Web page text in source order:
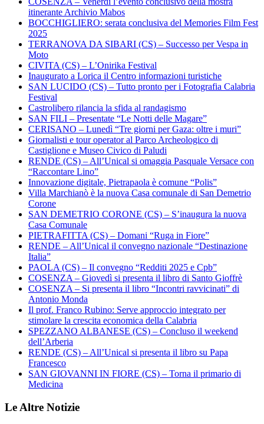
itinerante Archivio Mabos
BOCCHIGLIERO: serata conclusiva del Memories Film Fest
2025
TERRANOVA DA SIBARI (CS) – Successo per Vespa in
Moto
CIVITA (CS) – L’Onirika Festival
Inaugurato a Lorica il Centro informazioni turistiche
SAN LUCIDO (CS) – Tutto pronto per i Fotografia Calabria
Festival
Castrolibero rilancia la sfida al randagismo
SAN FILI – Presentate “Le Notti delle Magare”
CERISANO – Lunedì “Tre giorni per Gaza: oltre i muri”
Giornalisti e tour operator al Parco Archeologico di
Castiglione e Museo Civico di Paludi
RENDE (CS) – All’Unical si omaggia Pasquale Versace con
“Raccontare Lino”
Innovazione digitale, Pietrapaola è comune “Polis”
Villa Marchianò è la nuova Casa comunale di San Demetrio
Corone
SAN DEMETRIO CORONE (CS) – S’inaugura la nuova
Casa Comunale
PIETRAFITTA (CS) – Domani “Ruga in Fiore”
RENDE – All’Unical il convegno nazionale “Destinazione
Italia”
PAOLA (CS) – Il convegno “Redditi 2025 e Cpb”
COSENZA – Giovedì si presenta il libro di Santo Gioffrè
COSENZA – Si presenta il libro “Incontri ravvicinati” di
Antonio Monda
Il prof. Franco Rubino: Serve approccio integrato per
stimolare la crescita economica della Calabria
SPEZZANO ALBANESE (CS) – Concluso il weekend
dell’Arberia
RENDE (CS) – All’Unical si presenta il libro su Papa
Francesco
SAN GIOVANNI IN FIORE (CS) – Torna il primario di
Medicina
Le Altre Notizie